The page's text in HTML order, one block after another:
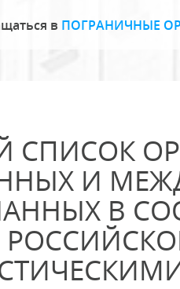
в ПОГРАНИЧНЫЕ
СПИСОК
И
В